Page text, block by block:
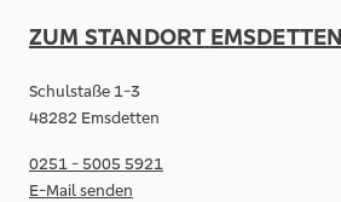
ZUM STANDORT
Schulstaße 1-3
48282 Emsdetten
0251 - 5005 5921
E-Mail senden